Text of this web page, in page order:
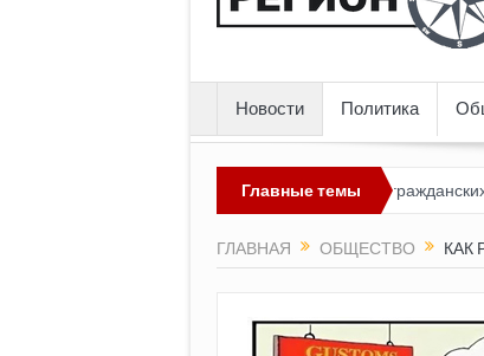
Новости Политика
Главные темы
лишает политических эмигрантов гражданских прав
ГЛАВНАЯ ОБЩЕСТВО КАК